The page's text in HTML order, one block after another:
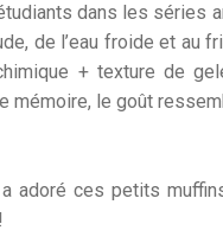
dans les séries
de l’eau froide et au
+ texture de
mémoire, le goût
adoré ces petits